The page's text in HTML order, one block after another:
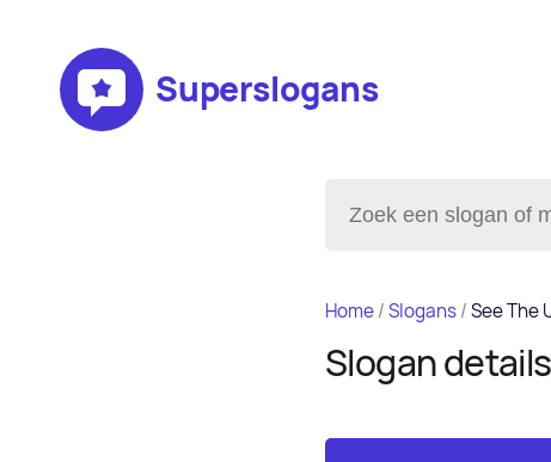
Superslogans
Home/Slogans/See The
Slogan details